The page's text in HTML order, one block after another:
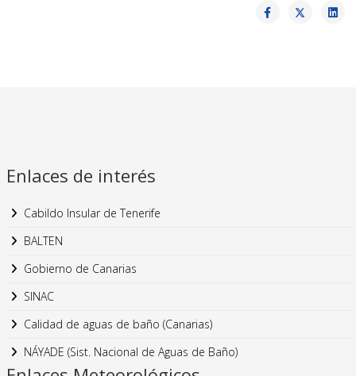
Enlaces de interés
Cabildo Insular de Tenerife
BALTEN
Gobierno de Canarias
SINAC
Calidad de aguas de baño (Canarias)
NÁYADE (Sist. Nacional de Aguas de Baño)